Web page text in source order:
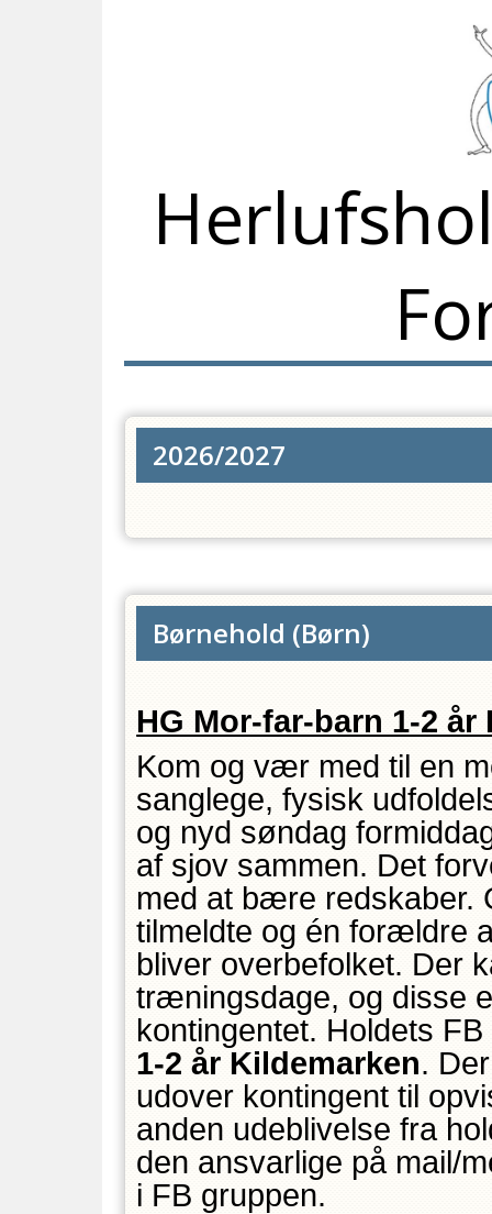
2026/2027
Børnehold (Børn)
HG Mor-far-barn 1-2
Kom og vær med til en
sanglege, fysisk
og nyd søndag
af sjov sammen. Det
med at bære redskaber.
tilmeldte og én forældre
bliver overbefolket. Der
træningsdage, og disse
kontingentet. Holdets
1-2 år Kildemarken.
udover kontingent til
anden udeblivelse fra
den ansvarlige på mail/
i FB gruppen.